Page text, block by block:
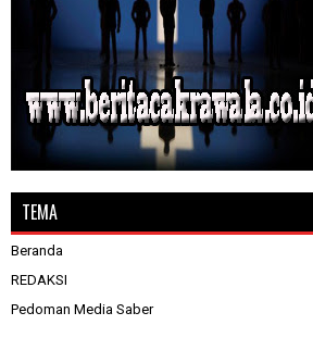
TEMA
Beranda
REDAKSI
Pedoman Media Saber